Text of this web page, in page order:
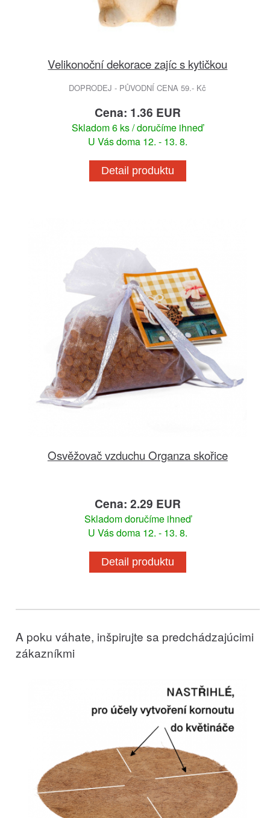
Velikonoční dekorace zajíc s kytičkou
DOPRODEJ - PŮVODNÍ CENA 59.- Kč
Cena: 1.36 EUR
Skladom 6 ks / doručíme ihneď
U Vás doma 12. - 13. 8.
Detail produktu
Osvěžovač vzduchu Organza skořice
Cena: 2.29 EUR
Skladom doručíme ihneď
U Vás doma 12. - 13. 8.
Detail produktu
A poku váhate, inšpirujte sa predchádzajúcimi
zákazníkmi